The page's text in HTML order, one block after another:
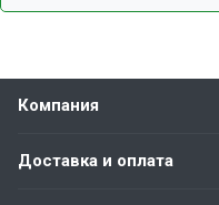
Компания
Доставка и оплата